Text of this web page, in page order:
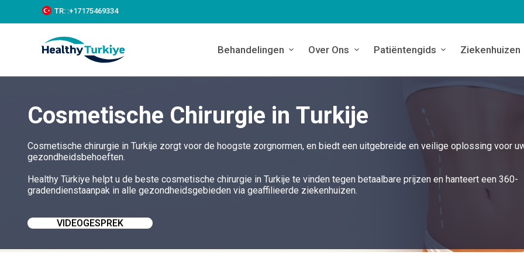
k
c
TR: :+‪17175469334‬
Behandelingen Over Ons Patiëntengids Ziekenhuizen
Cosmetische Chirurgie in Turkije
Cosmetische chirurgie in Turkije zorgt voor de hoogste zorgnormen, en biedt een uitgebreide en veilige oplossing voor
gezondheidsbehoeften.
Healthy Türkiye helpt u de beste cosmetische chirurgie in Turkije te vinden tegen betaalbare prijzen en hanteert een 360-
gradendienstaanpak in alle gezondheidsgebieden via geaffilieerde ziekenhuizen.
VIDEOGESPREK